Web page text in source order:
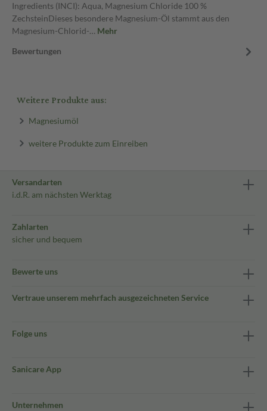
Ingredients (INCI): Aqua, Magnesium Chloride 100 %
ZechsteinDieses besondere Magnesium-Öl stammt aus den
Magnesium-Chlorid-… Mehr
Bewertungen
Weitere Produkte aus:
Magnesiumöl
weitere Produkte zum Einreiben
Versandarten
i.d.R. am nächsten Werktag
Zahlarten
sicher und bequem
Bewerte uns
Vertraue unserem mehrfach ausgezeichneten Service
Folge uns
Sanicare App
Unternehmen